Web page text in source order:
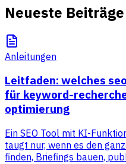
Neueste Beiträge
Anleitungen
Leitfaden: welches
für keyword-
optimierung
Ein SEO Tool mit KI-
taugt nur, wenn es den
finden, Briefings bauen,